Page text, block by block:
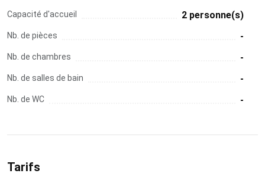
Capacité d'accueil 2 personne(s)
Nb. de pièces -
Nb. de chambres -
Nb. de salles de bain -
Nb. de WC -
Tarifs